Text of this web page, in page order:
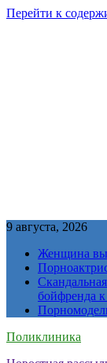
Перейти к
9 августа, 2026
Женщина
бойфренда к
Поликлиника